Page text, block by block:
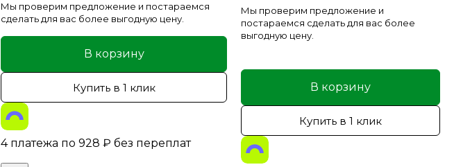
Мы проверим предложение и постараемся
сделать для вас более выгодную цену.
В корзину
Купить в 1 клик
4 платежа по 928 ₽ без переплат
Мы проверим предложение и
постараемся сделать для вас более
выгодную цену.
В корзину
Купить в 1 клик